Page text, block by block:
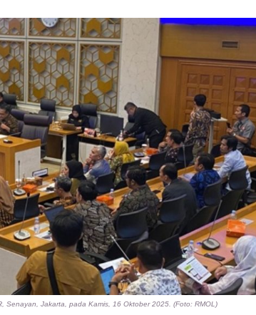
Senayan, Jakarta, pada Kamis, 16 Oktober 2025. (Foto: RMOL)